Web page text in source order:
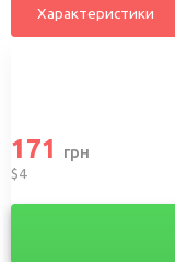
Характеристики
171 грн
$4